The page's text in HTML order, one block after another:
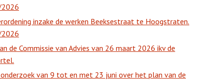
inzake de werken Beeksestraat te Hoogstraten.
de Commissie van Advies van 26 maart 2026 ikv de
van 9 tot en met 23 juni over het plan van de